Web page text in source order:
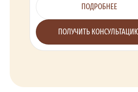
ПОДРОБНЕЕ
ПОЛУЧИТЬ